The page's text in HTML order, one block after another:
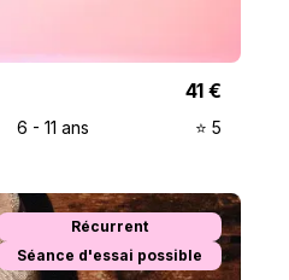
41 €
6 - 11 ans ⭐️ 5
Récurrent
Séance d'essai possible